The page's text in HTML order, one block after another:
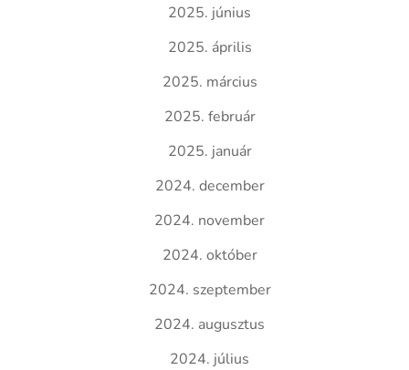
2025. június
2025. április
2025. március
2025. február
2025. január
2024. december
2024. november
2024. október
2024. szeptember
2024. augusztus
2024. július